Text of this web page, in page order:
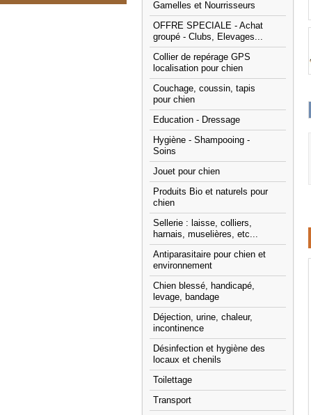
Gamelles et Nourrisseurs
OFFRE SPECIALE - Achat
groupé - Clubs, Elevages...
Collier de repérage GPS
localisation pour chien
Couchage, coussin, tapis
pour chien
Education - Dressage
Hygiène - Shampooing -
Soins
Jouet pour chien
Produits Bio et naturels pour
chien
Sellerie : laisse, colliers,
harnais, muselières, etc...
Antiparasitaire pour chien et
environnement
Chien blessé, handicapé,
levage, bandage
Déjection, urine, chaleur,
incontinence
Désinfection et hygiène des
locaux et chenils
Toilettage
Transport